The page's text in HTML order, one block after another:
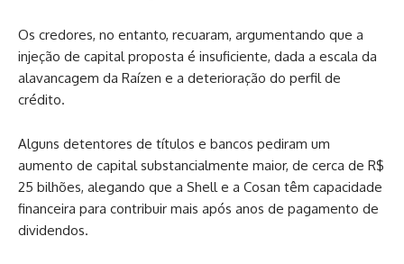
Os credores, no entanto, recuaram, argumentando que a
injeção de capital proposta é insuficiente, dada a escala da
alavancagem da Raízen e a deterioração do perfil de
crédito.
Alguns detentores de títulos e bancos pediram um
aumento de capital substancialmente maior, de cerca de R$
25 bilhões, alegando que a Shell e a Cosan têm capacidade
financeira para contribuir mais após anos de pagamento de
dividendos.